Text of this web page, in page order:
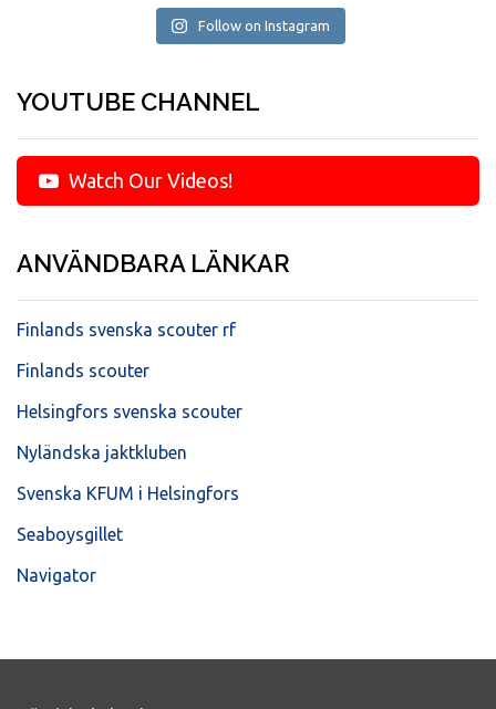
Follow on Instagram
YOUTUBE CHANNEL
Watch Our Videos!
ANVÄNDBARA LÄNKAR
Finlands svenska scouter rf
Finlands scouter
Helsingfors svenska scouter
Nyländska jaktkluben
Svenska KFUM i Helsingfors
Seaboysgillet
Navigator